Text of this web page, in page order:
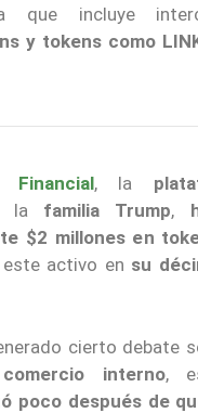
que incluye
y tokens como
, la
la familia Trump,
$2 millones en
activo en su
cierto debate
interno,
poco después de